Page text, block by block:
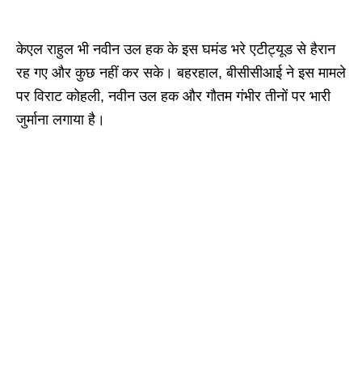
केएल राहुल भी नवीन उल हक के इस घमंड भरे एटीट्यूड से हैरान
रह गए और कुछ नहीं कर सके। बहरहाल, बीसीसीआई ने इस मामले
पर विराट कोहली, नवीन उल हक और गौतम गंभीर तीनों पर भारी
जुर्माना लगाया है।